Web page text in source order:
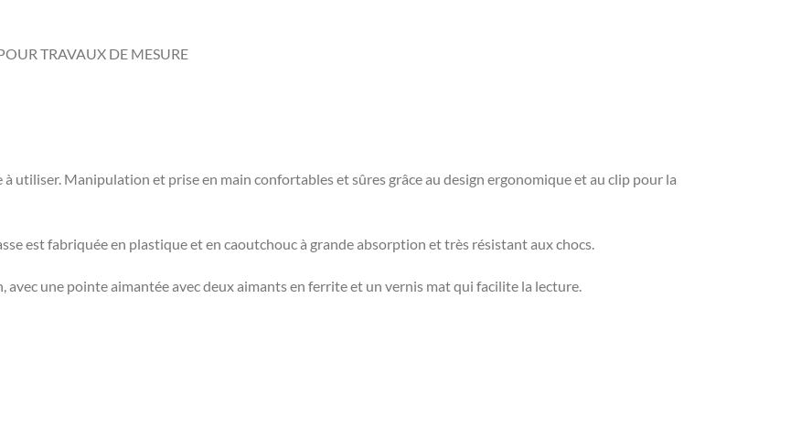
TRAVAUX DE MESURE
utiliser. Manipulation et prise en main confortables et sûres grâce au design ergonomique et au clip pour la
est fabriquée en plastique et en caoutchouc à grande absorption et très résistant aux chocs.
avec une pointe aimantée avec deux aimants en ferrite et un vernis mat qui facilite la lecture.